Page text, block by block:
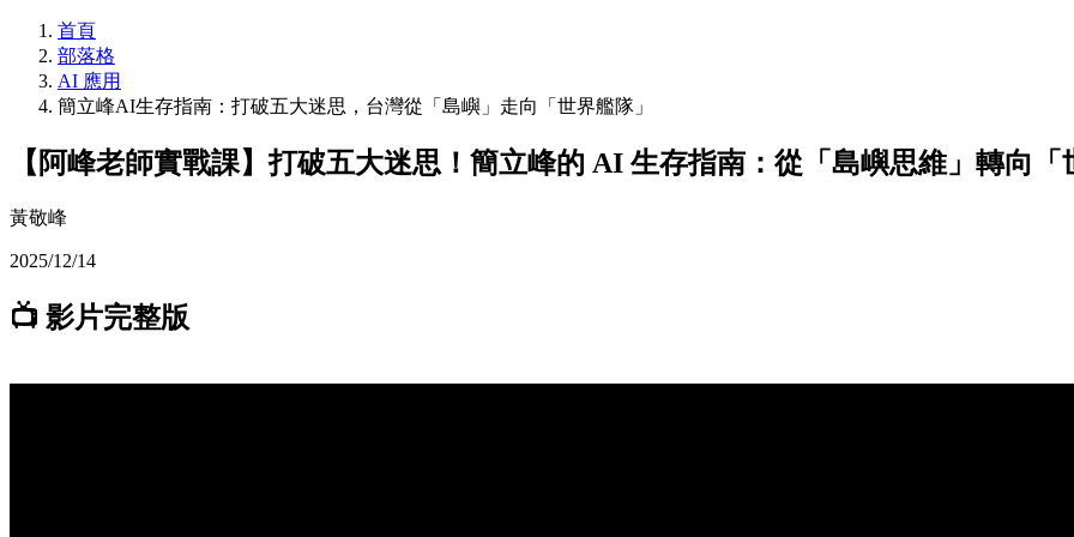
首頁
部落格
AI 應用
簡立峰AI生存指南：打破五大迷思，台灣從「島嶼」走向「世界艦隊」
【阿峰老師實戰課】打破五大迷思！簡立峰的 AI 生存指南：從「島嶼思維」轉向「
黃敬峰
2025/12/14
📺 影片完整版